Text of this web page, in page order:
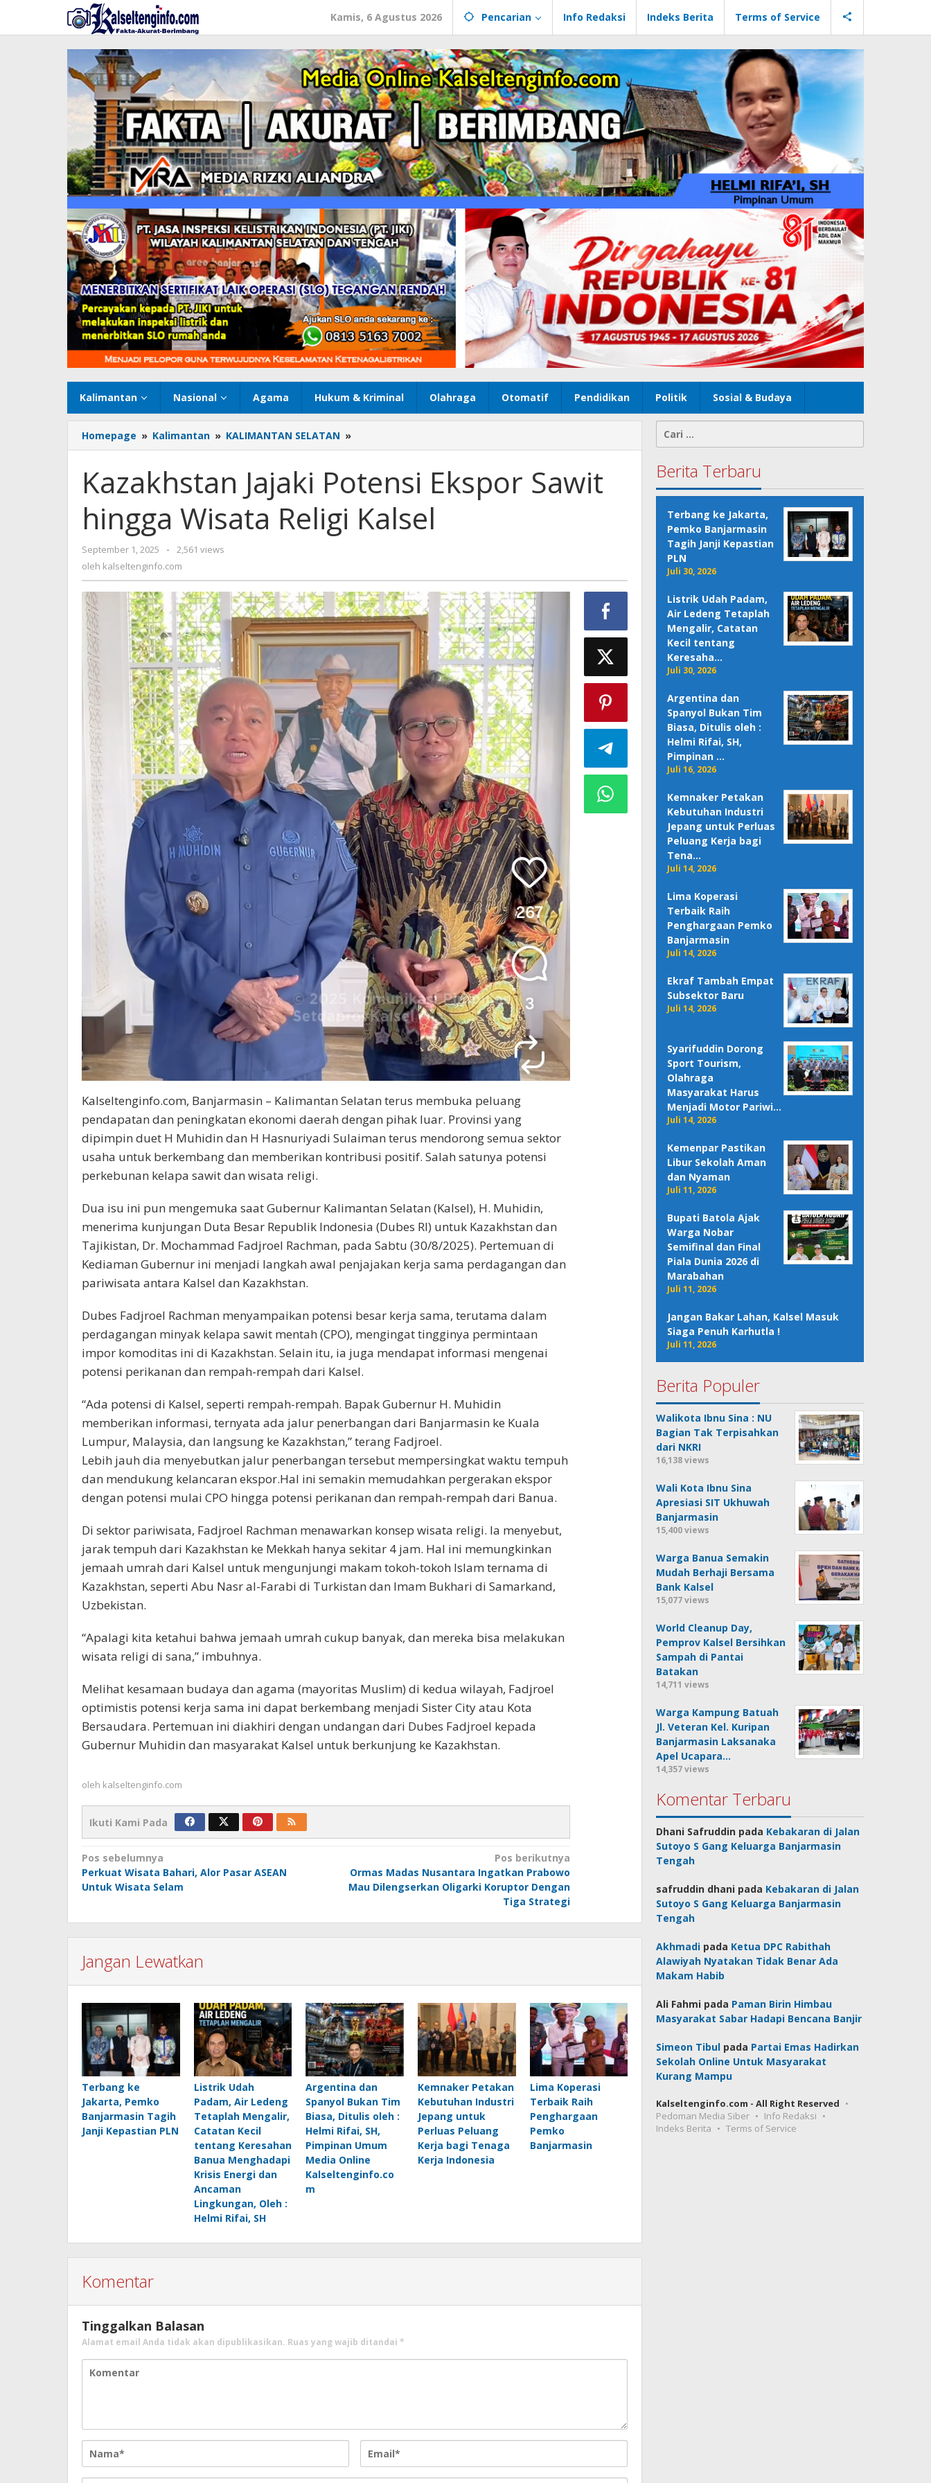
konten
Kamis, 6 Agustus 2026 Pencarian Info Redaksi Indeks Berita Terms of Service
Kalimantan Nasional Agama Hukum & Kriminal Olahraga Otomatif Pendidikan Politik Sosial & Budaya
Homepage » Kalimantan » KALIMANTAN SELATAN »
Jajaki
Ekspor
Sawit
hingga
Wisata
Kazakhstan Jajaki Potensi Ekspor Sawit
hingga Wisata Religi Kalsel
September 1, 2025
oleh
kalseltenginfo.com
-
2,561 views
oleh kalseltenginfo.com
Kalseltenginfo.com, Banjarmasin – Kalimantan Selatan terus membuka peluang
pendapatan dan peningkatan ekonomi daerah dengan pihak luar. Provinsi yang
dipimpin duet H Muhidin dan H Hasnuriyadi Sulaiman terus mendorong semua sektor
usaha untuk berkembang dan memberikan kontribusi positif. Salah satunya potensi
perkebunan kelapa sawit dan wisata religi.
Dua isu ini pun mengemuka saat Gubernur Kalimantan Selatan (Kalsel), H. Muhidin,
menerima kunjungan Duta Besar Republik Indonesia (Dubes RI) untuk Kazakhstan dan
Tajikistan, Dr. Mochammad Fadjroel Rachman, pada Sabtu (30/8/2025). Pertemuan di
Kediaman Gubernur ini menjadi langkah awal penjajakan kerja sama perdagangan dan
pariwisata antara Kalsel dan Kazakhstan.
Dubes Fadjroel Rachman menyampaikan potensi besar kerja sama, terutama dalam
perdagangan minyak kelapa sawit mentah (CPO), mengingat tingginya permintaan
impor komoditas ini di Kazakhstan. Selain itu, ia juga mendapat informasi mengenai
potensi perikanan dan rempah-rempah dari Kalsel.
“Ada potensi di Kalsel, seperti rempah-rempah. Bapak Gubernur H. Muhidin
memberikan informasi, ternyata ada jalur penerbangan dari Banjarmasin ke Kuala
Lumpur, Malaysia, dan langsung ke Kazakhstan,” terang Fadjroel.
Lebih jauh dia menyebutkan jalur penerbangan tersebut mempersingkat waktu tempuh
dan mendukung kelancaran ekspor.Hal ini semakin memudahkan pergerakan ekspor
dengan potensi mulai CPO hingga potensi perikanan dan rempah-rempah dari Banua.
Di sektor pariwisata, Fadjroel Rachman menawarkan konsep wisata religi. Ia menyebut,
jarak tempuh dari Kazakhstan ke Mekkah hanya sekitar 4 jam. Hal ini memungkinkan
jemaah umrah dari Kalsel untuk mengunjungi makam tokoh-tokoh Islam ternama di
Kazakhstan, seperti Abu Nasr al-Farabi di Turkistan dan Imam Bukhari di Samarkand,
Uzbekistan.
“Apalagi kita ketahui bahwa jemaah umrah cukup banyak, dan mereka bisa melakukan
wisata religi di sana,” imbuhnya.
Melihat kesamaan budaya dan agama (mayoritas Muslim) di kedua wilayah, Fadjroel
optimistis potensi kerja sama ini dapat berkembang menjadi Sister City atau Kota
Bersaudara. Pertemuan ini diakhiri dengan undangan dari Dubes Fadjroel kepada
Gubernur Muhidin dan masyarakat Kalsel untuk berkunjung ke Kazakhstan.
oleh kalseltenginfo.com
Ikuti Kami Pada
Navigasi
pos
Pos sebelumnya
Perkuat Wisata Bahari, Alor Pasar ASEAN
Untuk Wisata Selam
Pos berikutnya
Ormas Madas Nusantara Ingatkan Prabowo
Mau Dilengserkan Oligarki Koruptor Dengan
Tiga Strategi
Jangan Lewatkan
Terbang ke
Jakarta, Pemko
Banjarmasin Tagih
Janji Kepastian PLN
Listrik Udah
Padam, Air Ledeng
Tetaplah Mengalir,
Catatan Kecil
tentang Keresahan
Banua Menghadapi
Krisis Energi dan
Ancaman
Lingkungan, Oleh :
Helmi Rifai, SH
Argentina dan
Spanyol Bukan Tim
Biasa, Ditulis oleh :
Helmi Rifai, SH,
Pimpinan Umum
Media Online
Kalseltenginfo.co
m
Kemnaker Petakan
Kebutuhan Industri
Jepang untuk
Perluas Peluang
Kerja bagi Tenaga
Kerja Indonesia
Lima Koperasi
Terbaik Raih
Penghargaan
Pemko
Banjarmasin
Komentar
Tinggalkan Balasan
Alamat email Anda tidak akan dipublikasikan. Ruas yang wajib ditandai *
untuk:
Berita Terbaru
Terbang ke Jakarta,
Pemko Banjarmasin
Tagih Janji Kepastian
PLN
Juli 30, 2026
Listrik Udah Padam,
Air Ledeng Tetaplah
Mengalir, Catatan
Kecil tentang
Keresaha…
Juli 30, 2026
Argentina dan
Spanyol Bukan Tim
Biasa, Ditulis oleh :
Helmi Rifai, SH,
Pimpinan …
Juli 16, 2026
Kemnaker Petakan
Kebutuhan Industri
Jepang untuk Perluas
Peluang Kerja bagi
Tena…
Juli 14, 2026
Lima Koperasi
Terbaik Raih
Penghargaan Pemko
Banjarmasin
Juli 14, 2026
Ekraf Tambah Empat
Subsektor Baru
Juli 14, 2026
Syarifuddin Dorong
Sport Tourism,
Olahraga
Masyarakat Harus
Menjadi Motor Pariwi…
Juli 14, 2026
Kemenpar Pastikan
Libur Sekolah Aman
dan Nyaman
Juli 11, 2026
Bupati Batola Ajak
Warga Nobar
Semifinal dan Final
Piala Dunia 2026 di
Marabahan
Juli 11, 2026
Jangan Bakar Lahan, Kalsel Masuk
Siaga Penuh Karhutla !
Juli 11, 2026
Berita Populer
Walikota Ibnu Sina : NU
Bagian Tak Terpisahkan
dari NKRI
16,138 views
Wali Kota Ibnu Sina
Apresiasi SIT Ukhuwah
Banjarmasin
15,400 views
Warga Banua Semakin
Mudah Berhaji Bersama
Bank Kalsel
15,077 views
World Cleanup Day,
Pemprov Kalsel Bersihkan
Sampah di Pantai
Batakan
14,711 views
Warga Kampung Batuah
Jl. Veteran Kel. Kuripan
Banjarmasin Laksanaka
Apel Ucapara…
14,357 views
Komentar Terbaru
Dhani Safruddin pada Kebakaran di Jalan
Sutoyo S Gang Keluarga Banjarmasin
Tengah
safruddin dhani pada Kebakaran di Jalan
Sutoyo S Gang Keluarga Banjarmasin
Tengah
Akhmadi pada Ketua DPC Rabithah
Alawiyah Nyatakan Tidak Benar Ada
Makam Habib
Ali Fahmi pada Paman Birin Himbau
Masyarakat Sabar Hadapi Bencana Banjir
Simeon Tibul pada Partai Emas Hadirkan
Sekolah Online Untuk Masyarakat
Kurang Mampu
Kalseltenginfo.com - All Right Reserved
Pedoman Media Siber
Info Redaksi
Indeks Berita
Terms of Service